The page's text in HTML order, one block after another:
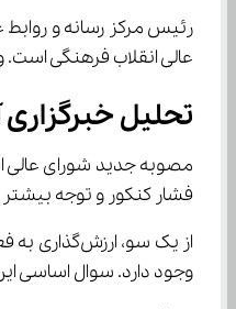
رئیس مرکز رسانه و
عالی انقلاب فرهنگی
تحلیل خبرگزاری آی‌ نو در تغییرات جدید کنکور و چالش
فشار کنکور و توجه بیشتر به آموزش مدرسه‌محور اتخاذ
وجود دارد. سوال اساسی این است که آیا زیرساخت‌های لازم برای